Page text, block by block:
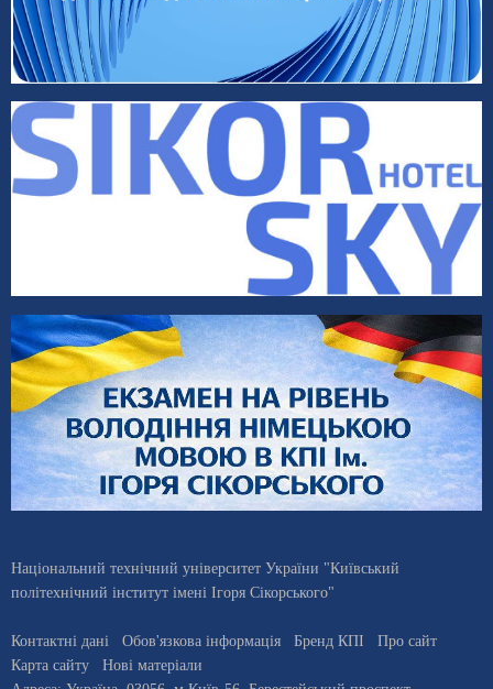
Національний технічний університет України "Київський
політехнічний інститут імені Ігоря Сікорського"
Контактні дані Обов'язкова інформація Бренд КПІ
Про сайт
Карта сайту
Нові матеріали